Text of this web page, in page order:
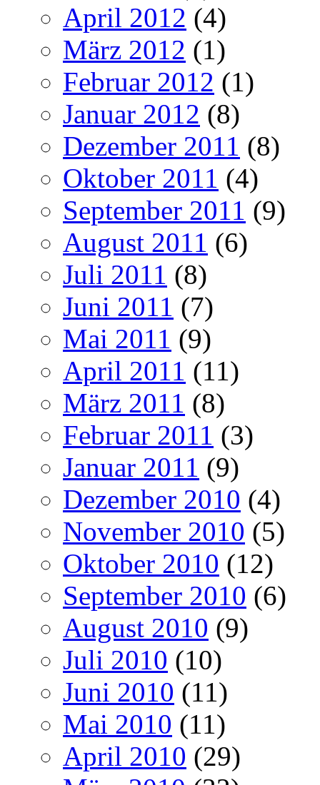
April 2012 (4)
März 2012 (1)
Februar 2012 (1)
Januar 2012 (8)
Dezember 2011 (8)
Oktober 2011 (4)
September 2011 (9)
August 2011 (6)
Juli 2011 (8)
Juni 2011 (7)
Mai 2011 (9)
April 2011 (11)
März 2011 (8)
Februar 2011 (3)
Januar 2011 (9)
Dezember 2010 (4)
November 2010 (5)
Oktober 2010 (12)
September 2010 (6)
August 2010 (9)
Juli 2010 (10)
Juni 2010 (11)
Mai 2010 (11)
April 2010 (29)